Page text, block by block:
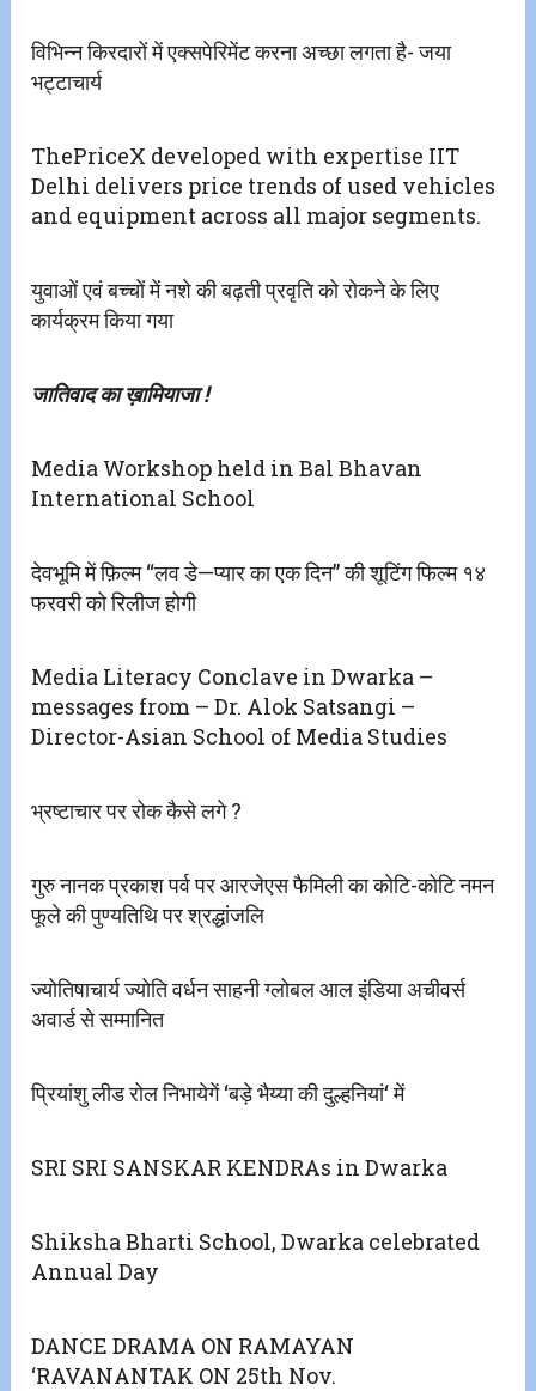
​​विभिन्न किरदारों में एक्सपेरिमेंट करना अच्छा लगता है- जया
भट्टाचार्य
ThePriceX developed with expertise IIT
Delhi delivers price trends of used vehicles
and equipment across all major segments.
युवाओं एवं बच्चों में नशे की बढ़ती प्रवृति को रोकने के लिए
कार्यक्रम किया गया
जातिवाद का ख़ामियाजा !
Media Workshop held in Bal Bhavan
International School
देवभूमि में फ़िल्म “लव डे—प्यार का एक दिन” की शूटिंग फिल्म १४
फरवरी को रिलीज होगी
Media Literacy Conclave in Dwarka –
messages from – Dr. Alok Satsangi –
Director-Asian School of Media Studies
भ्रष्टाचार पर रोक कैसे लगे ?
गुरु नानक प्रकाश पर्व पर आरजेएस फैमिली का कोटि-कोटि नमन
फूले की पुण्यतिथि पर श्रद्धांजलि
ज्योतिषाचार्य ज्योति वर्धन साहनी ग्लोबल आल इंडिया अचीवर्स
अवार्ड से सम्मानित
प्रियांशु लीड रोल निभायेगें ‘बड़े भैय्या की दुल्हनियां‘ में
SRI SRI SANSKAR KENDRAs in Dwarka
Shiksha Bharti School, Dwarka celebrated
Annual Day
DANCE DRAMA ON RAMAYAN
‘RAVANANTAK ON 25th Nov.